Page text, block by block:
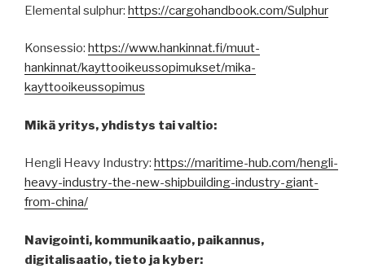
Elemental sulphur: https://cargohandbook.com/Sulphur
Konsessio: https://www.hankinnat.fi/muut-
hankinnat/kayttooikeussopimukset/mika-
kayttooikeussopimus
Mikä yritys, yhdistys tai valtio:
Hengli Heavy Industry: https://maritime-hub.com/hengli-
heavy-industry-the-new-shipbuilding-industry-giant-
from-china/
Navigointi, kommunikaatio, paikannus,
digitalisaatio, tieto ja kyber: